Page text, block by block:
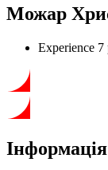
Можар
Experience 7
Інформація